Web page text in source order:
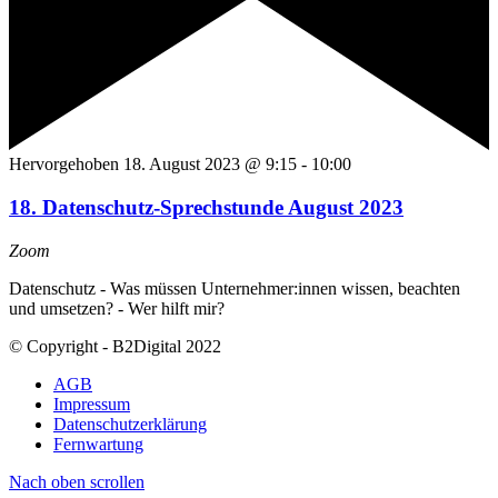
Hervorgehoben 18. August 2023 @ 9:15 - 10:00
18. Datenschutz-Sprechstunde August 2023
Zoom
Datenschutz - Was müssen Unternehmer:innen wissen, beachten
und umsetzen? - Wer hilft mir?
© Copyright - B2Digital 2022
AGB
Impressum
Datenschutzerklärung
Fernwartung
Nach oben scrollen